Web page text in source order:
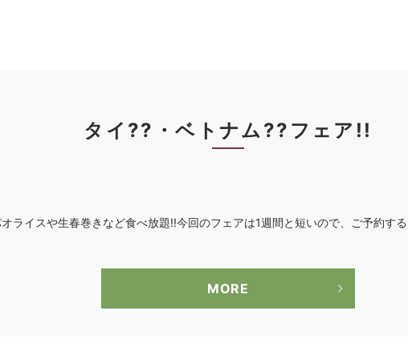
タイ??・ベトナム??フェア!!
ライスや生春巻きなど食べ放題!!今回のフェアは1週間と短いので、ご予約す
MORE